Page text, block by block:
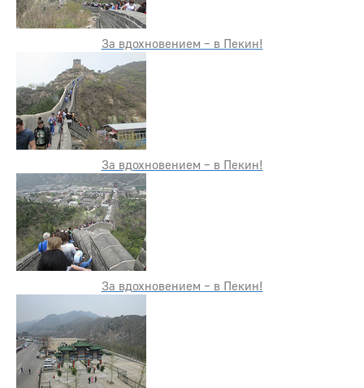
За вдохновением – в Пекин!
За вдохновением – в Пекин!
За вдохновением – в Пекин!